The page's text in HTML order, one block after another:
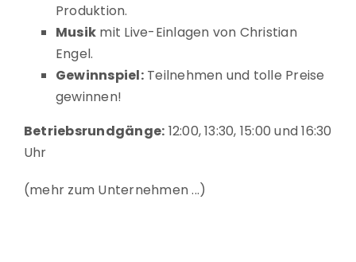
Produktion.
Musik mit Live-Einlagen von Christian
Engel.
Gewinnspiel:Teilnehmen und tolle Preise
gewinnen!
Betriebsrundgänge: 12:00, 13:30, 15:00 und 16:30
Uhr
mehr zum Unternehmen